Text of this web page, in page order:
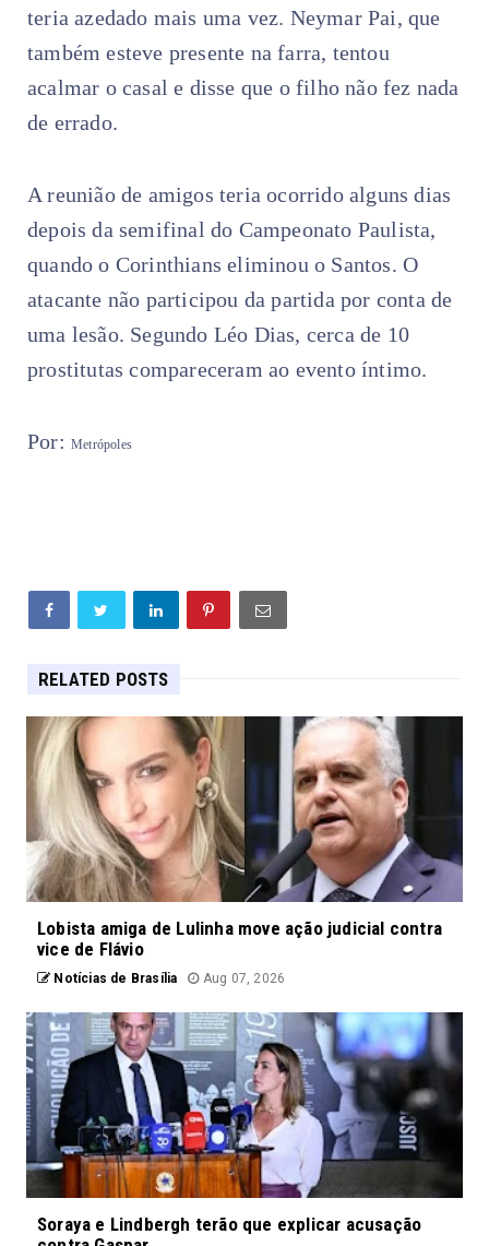
teria azedado mais uma vez. Neymar Pai, que
também esteve presente na farra, tentou
acalmar o casal e disse que o filho não fez nada
de errado.
A reunião de amigos teria ocorrido alguns dias
depois da semifinal do Campeonato Paulista,
quando o Corinthians eliminou o Santos. O
atacante não participou da partida por conta de
uma lesão. Segundo Léo Dias, cerca de 10
prostitutas compareceram ao evento íntimo.
Por: Metrópoles
RELATED POSTS
Lobista amiga de Lulinha move ação judicial contra
vice de Flávio
Notícias de Brasília Aug 07, 2026
Soraya e Lindbergh terão que explicar acusação